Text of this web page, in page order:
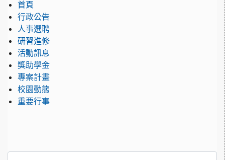
首頁
行政公告
人事選聘
研習進修
活動訊息
獎助學金
專案計畫
校園動態
重要行事